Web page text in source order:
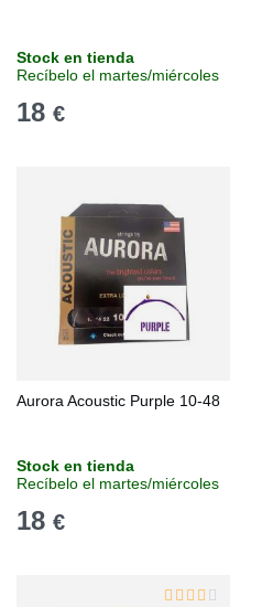
Stock en tienda
Recíbelo el martes/miércoles
18 €
Aurora Acoustic Purple 10-48
Stock en tienda
Recíbelo el martes/miércoles
18 €